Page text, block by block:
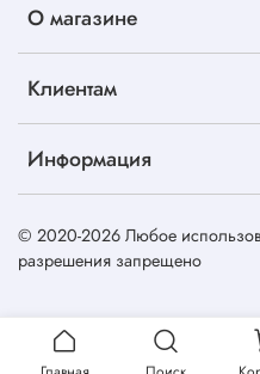
О магазине
Клиентам
Информация
© 2020-2026 Любое
разрешения запрещено